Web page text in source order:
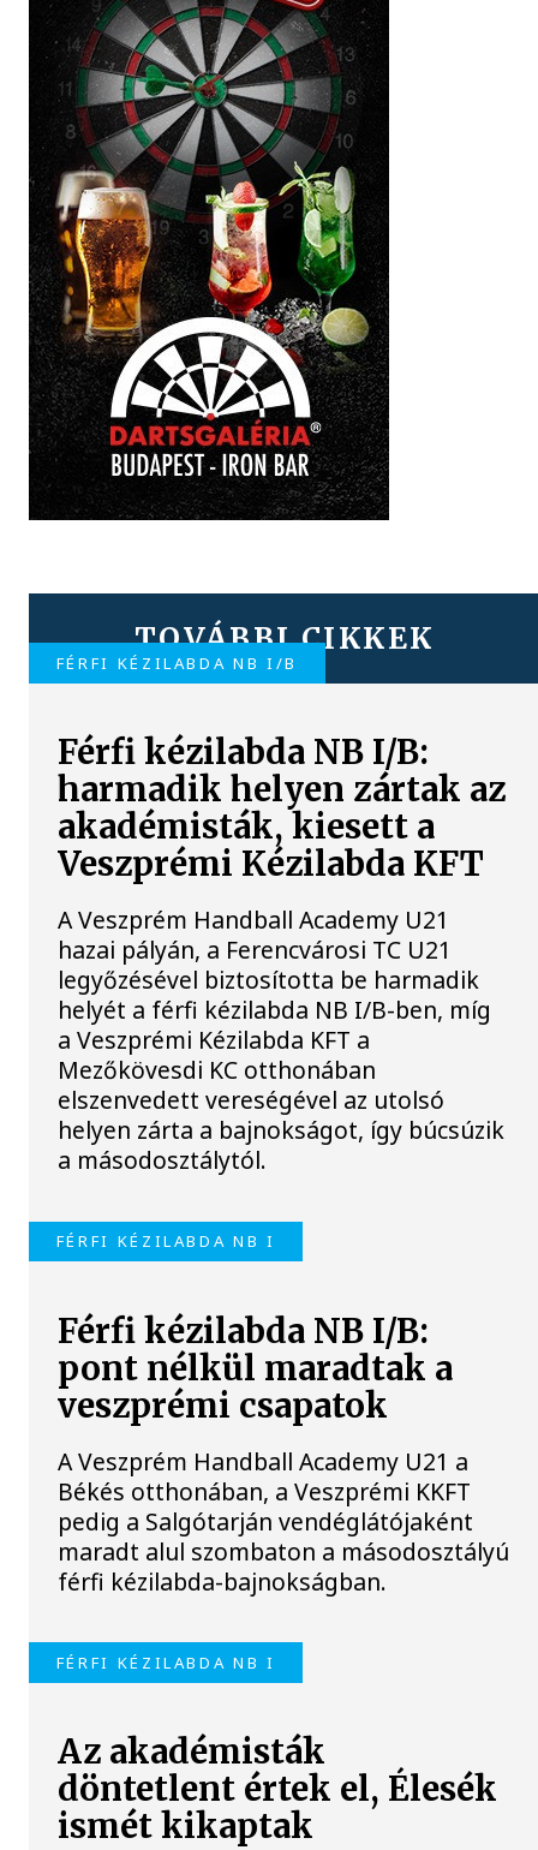
TOVÁBBI CIKKEK
FÉRFI KÉZILABDA NB I/B
Férfi kézilabda NB I/B:
harmadik helyen zártak az
akadémisták, kiesett a
Veszprémi Kézilabda KFT
A Veszprém Handball Academy U21
hazai pályán, a Ferencvárosi TC U21
legyőzésével biztosította be harmadik
helyét a férfi kézilabda NB I/B-ben, míg
a Veszprémi Kézilabda KFT a
Mezőkövesdi KC otthonában
elszenvedett vereségével az utolsó
helyen zárta a bajnokságot, így búcsúzik
a másodosztálytól.
FÉRFI KÉZILABDA NB I
Férfi kézilabda NB I/B:
pont nélkül maradtak a
veszprémi csapatok
A Veszprém Handball Academy U21 a
Békés otthonában, a Veszprémi KKFT
pedig a Salgótarján vendéglátójaként
maradt alul szombaton a másodosztályú
férfi kézilabda-bajnokságban.
FÉRFI KÉZILABDA NB I
Az akadémisták
döntetlent értek el, Élesék
ismét kikaptak